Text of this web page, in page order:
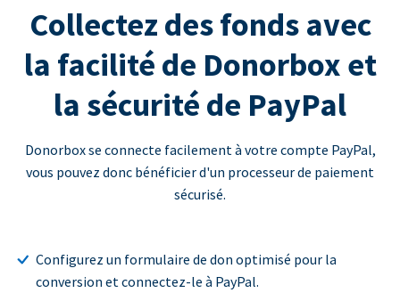
Collectez des fonds avec
la facilité de Donorbox et
la sécurité de PayPal
Donorbox se connecte facilement à votre compte PayPal,
vous pouvez donc bénéficier d'un processeur de paiement
sécurisé.
Configurez un formulaire de don optimisé pour la
conversion et connectez-le à PayPal.